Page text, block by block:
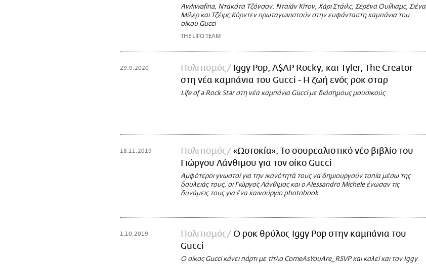
Awkwafina, Ντακότα Τζόνσον, Νταϊάν Κίτον, Χάρι Στάιλς, Σερένα Ουίλιαμς, Σιένα
Μίλερ και Τζέιμς Κόρντεν πρωταγωνιστούν στην ευφάνταστη καμπάνια του
οίκου Gucci
THE LIFO TEAM
29.9.2020 Πολιτισμός
Iggy Pop, A$AP Rocky, και Tyler, The Creator
στη νέα καμπάνια του Gucci - Η ζωή ενός ροκ σταρ
Life of a Rock Star στη νέα καμπάνια Gucci με διάσημους μουσικούς
18.11.2019 Πολιτισμός
«Ωοτοκία»: Το σουρεαλιστικό νέο βιβλίο του
Γιώργου Λάνθιμου για τον οίκο Gucci
Αμφότεροι γνωστοί για την ικανότητά τους να δημιουργούν τοπία μέσω της
δουλειάς τους, οι Γιώργος Λάνθιμος και o Alessandro Michele ένωσαν τις
δυνάμεις τους για ένα καινούργιο photobook
1.10.2019 Πολιτισμός
O ροκ θρύλος Iggy Pop στην καμπάνια του
Gucci
O οίκος Gucci κάνει πάρτι με τίτλο ComeAsYouAre_RSVP και καλεί και τον Iggy